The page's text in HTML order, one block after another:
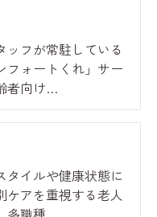
ッフが常駐している
フォートくれ」サー
者向け…
タイルや健康状態に
ケアを重視する老人